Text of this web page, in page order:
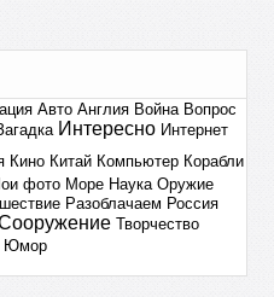
Авто Англия Война Вопрос
Интересно Интернет
Кино Китай Компьютер Корабли
фото Море Наука Оружие
Разоблачаем Россия
Творчество
Юмор